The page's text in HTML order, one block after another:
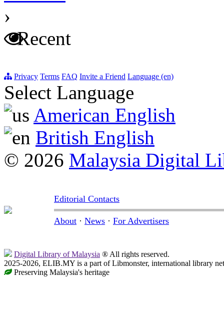
›
Recent
Privacy Terms FAQ Invite a Friend Language (en)
Select Language
American English
British English
© 2026 Malaysia Digital
Editorial Contacts
About · News · For Advertisers
Digital Library of Malaysia ® All rights reserved.
2025-2026, ELIB.MY is a part of Libmonster, international library
Preserving Malaysia's heritage